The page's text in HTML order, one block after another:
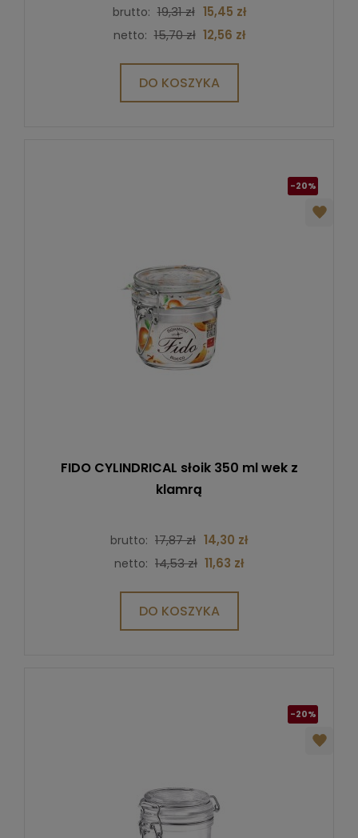
brutto: 19,31 zł 15,45 zł
netto: 15,70 zł 12,56 zł
DO KOSZYKA
-20%
FIDO CYLINDRICAL słoik 350 ml wek z
klamrą
brutto: 17,87 zł 14,30 zł
netto: 14,53 zł 11,63 zł
DO KOSZYKA
-20%